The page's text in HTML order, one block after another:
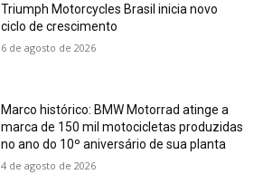
Triumph Motorcycles Brasil inicia novo
ciclo de crescimento
6 de agosto de 2026
Marco histórico: BMW Motorrad atinge a
marca de 150 mil motocicletas produzidas
no ano do 10º aniversário de sua planta
4 de agosto de 2026